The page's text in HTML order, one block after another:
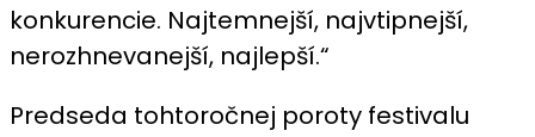
konkurencie. Najtemnejší, najvtipnejší,
nerozhnevanejší, najlepší.“
Predseda tohtoročnej poroty festivalu